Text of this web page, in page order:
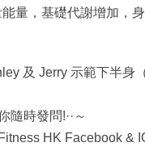
量，基礎代謝增加，
及 Jerry 示範下半身
隨時發問!··～
HK Facebook &